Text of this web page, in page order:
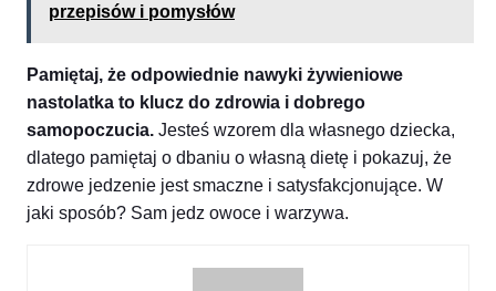
przepisów i pomysłów
Pamiętaj, że odpowiednie nawyki żywieniowe
nastolatka to klucz do zdrowia i dobrego
samopoczucia. Jesteś wzorem dla własnego dziecka,
dlatego pamiętaj o dbaniu o własną dietę i pokazuj, że
zdrowe jedzenie jest smaczne i satysfakcjonujące. W
jaki sposób? Sam jedz owoce i warzywa.